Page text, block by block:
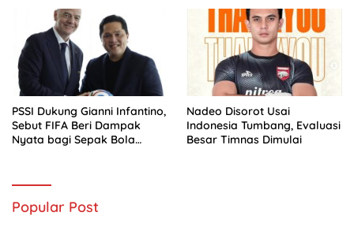
PSSI Dukung Gianni Infantino,
Sebut FIFA Beri Dampak
Nyata bagi Sepak Bola
Nadeo Disorot Usai
Indonesia Tumbang, Evaluasi
Besar Timnas Dimulai
Popular Post